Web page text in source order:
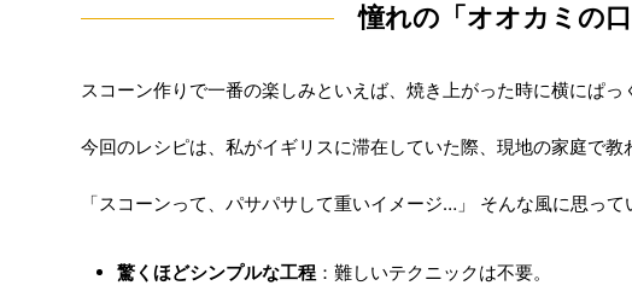
憧れの「オオカミの
スコーン作りで一番の楽しみといえば、焼き上がった時に横にぱ
今回のレシピは、私がイギリスに滞在していた際、現地の家庭で
「スコーンって、パサパサして重いイメージ…」 そんな風に思っ
驚くほどシンプルな工程 ：難しいテクニックは不要。